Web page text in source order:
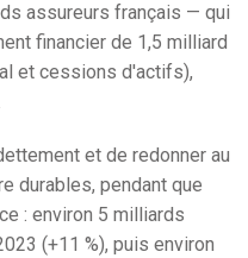
assureurs français — qui
financier de 1,5 milliard
et cessions d'actifs),
et de redonner au
durables, pendant que
: environ 5 milliards
(+11 %), puis environ